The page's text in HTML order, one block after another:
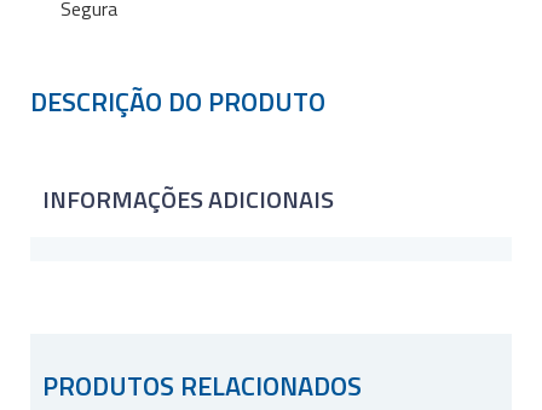
DESCRIÇÃO DO PRODUTO
INFORMAÇÕES ADICIONAIS
PRODUTOS RELACIONADOS